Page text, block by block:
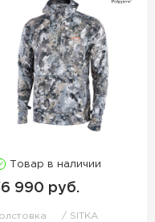
Товар в наличии
990 руб.
SITKA